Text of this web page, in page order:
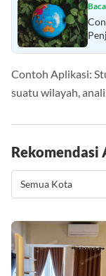
Contoh Aplikasi:
suatu wilayah,
Rekomendasi